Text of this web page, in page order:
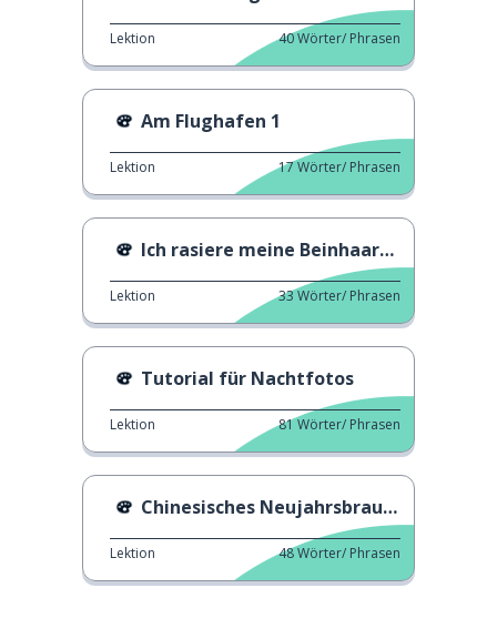
Lektion 40Wörter/ Phrasen
Am Flughafen 1
Lektion 17Wörter/ Phrasen
Ich rasiere meine Beinhaare nicht.
Lektion 33Wörter/ Phrasen
Tutorial für Nachtfotos
Lektion 81Wörter/ Phrasen
Chinesisches Neujahrsbrauch und Tabu
Lektion 48Wörter/ Phrasen